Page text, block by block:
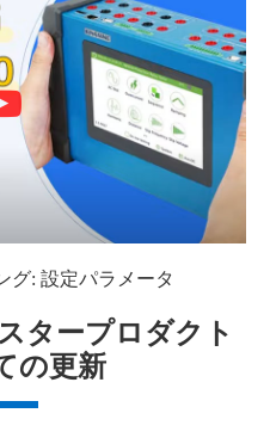
グ: 設定パラメータ
タープロダクト
の更新